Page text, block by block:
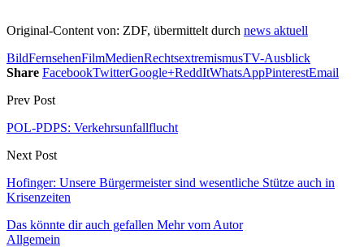
Original-Content von: ZDF, übermittelt durch news aktuell
BildFernsehenFilmMedienRechtsextremismusTV-Ausblick
Share FacebookTwitterGoogle+ReddItWhatsAppPinterestEmail
Prev Post
POL-PDPS: Verkehrsunfallflucht
Next Post
Hofinger: Unsere Bürgermeister sind wesentliche Stütze auch in
Krisenzeiten
Das könnte dir auch gefallen Mehr vom Autor
Allgemein